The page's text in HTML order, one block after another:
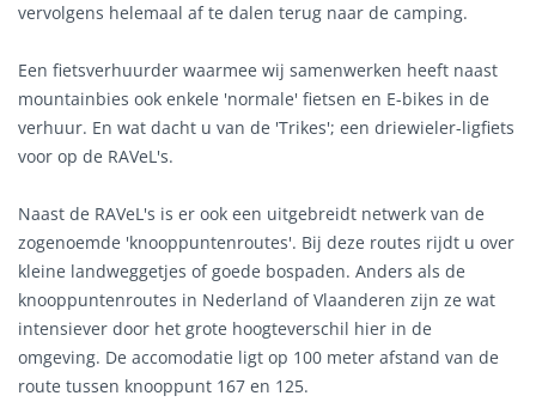
vervolgens helemaal af te dalen terug naar de camping.
Een fietsverhuurder waarmee wij samenwerken heeft naast
mountainbies ook enkele 'normale' fietsen en E-bikes in de
verhuur. En wat dacht u van de 'Trikes'; een driewieler-ligfiets
voor op de RAVeL's.
Naast de RAVeL's is er ook een uitgebreidt netwerk van de
zogenoemde 'knooppuntenroutes'. Bij deze routes rijdt u over
kleine landweggetjes of goede bospaden. Anders als de
knooppuntenroutes in Nederland of Vlaanderen zijn ze wat
intensiever door het grote hoogteverschil hier in de
omgeving. De accomodatie ligt op 100 meter afstand van de
route tussen knooppunt 167 en 125.